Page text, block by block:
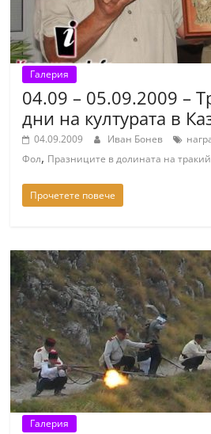
Галерия
04.09 – 05.09.2009 –
дни на културата в
04.09.2009 Иван Бонев
Фол, Празниците в долината на
Прочетете повече
Галерия